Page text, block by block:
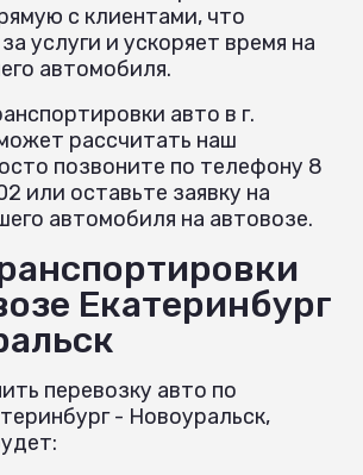
с клиентами, что
услуги и ускоряет время на
автомобиля.
авто в г.
рассчитать наш
позвоните по телефону 8
или оставьте заявку на
автомобиля на автовозе.
Екатеринбург
перевозку авто по
- Новоуральск,